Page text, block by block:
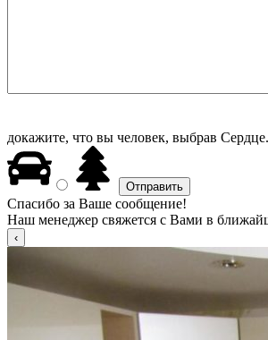
докажите, что вы человек, выбрав Сердце.
Спасибо за Ваше сообщение!
Наш менеджер свяжется с Вами в